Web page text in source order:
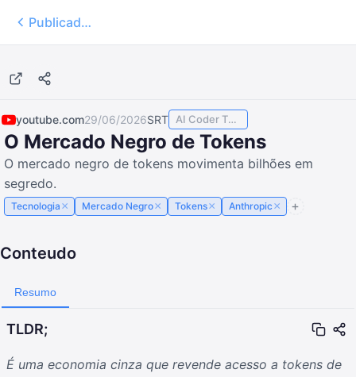
Publicados
youtube.com29/06/2026SRT AI Coder TODAY
O Mercado Negro de Tokens
O mercado negro de tokens movimenta bilhões em
segredo.
Tecnologia × Mercado Negro× Tokens× Anthropic ×
Conteudo
Resumo
TLDR;
É uma economia cinza que revende acesso a tokens de